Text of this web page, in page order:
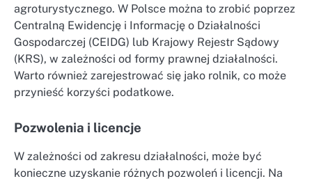
agroturystycznego. W Polsce można to zrobić poprzez
Centralną Ewidencję i Informację o Działalności
Gospodarczej (CEIDG) lub Krajowy Rejestr Sądowy
(KRS), w zależności od formy prawnej działalności.
Warto również zarejestrować się jako rolnik, co może
przynieść korzyści podatkowe.
Pozwolenia i licencje
W zależności od zakresu działalności, może być
konieczne uzyskanie różnych pozwoleń i licencji. Na